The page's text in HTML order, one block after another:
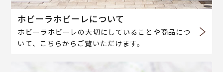
ホビーラホビーレについて
ホビーラホビーレの大切にしていることや商品につ
いて、こちらからご覧いただけます。